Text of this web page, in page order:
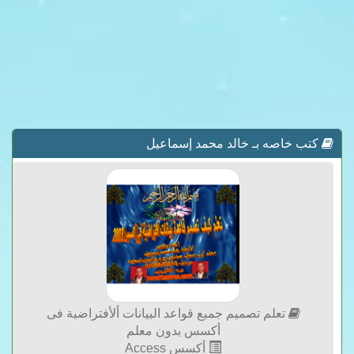
كتب خاصه بـ خالد محمد إسماعيل
تعلم تصميم جميع قواعد البيانات ألأفتراضية فى
أكسس بدون معلم
أكسس Access